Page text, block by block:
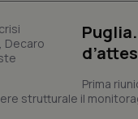
Prima
strutturale il